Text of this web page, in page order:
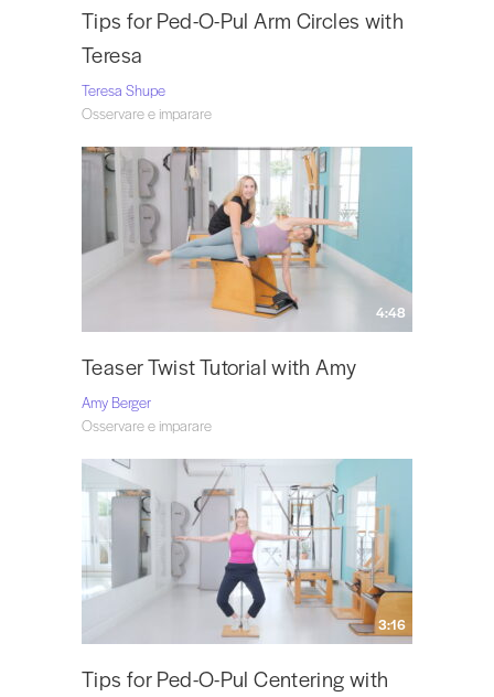
Tips for Ped-O-Pul Arm Circles with
Teresa
Teresa Shupe
Osservare e imparare
4:48
Teaser Twist Tutorial with Amy
Amy Berger
Osservare e imparare
3:16
Tips for Ped-O-Pul Centering with